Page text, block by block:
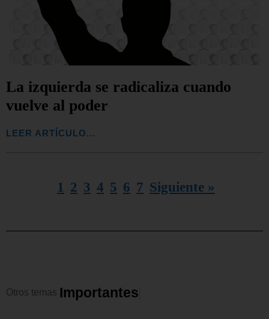
La izquierda se radicaliza cuando
vuelve al poder
LEER ARTÍCULO...
1 2 3 4 5 6 7 Siguiente »
Otros temas Importantes